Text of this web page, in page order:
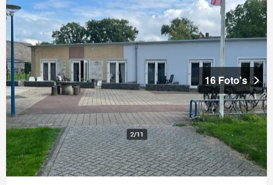
16 Foto's